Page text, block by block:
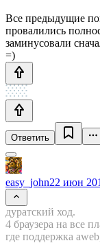
Все предыдущие
провалились
заминусовали
=)
Ответить
easy_john22 июн
дуратский ход.
4 браузера на все
где поддержка